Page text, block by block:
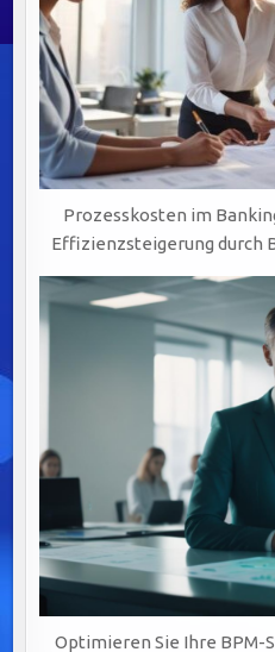
Prozesskosten im
Effizienzsteigerung durch
Optimieren Sie Ihre BPM-